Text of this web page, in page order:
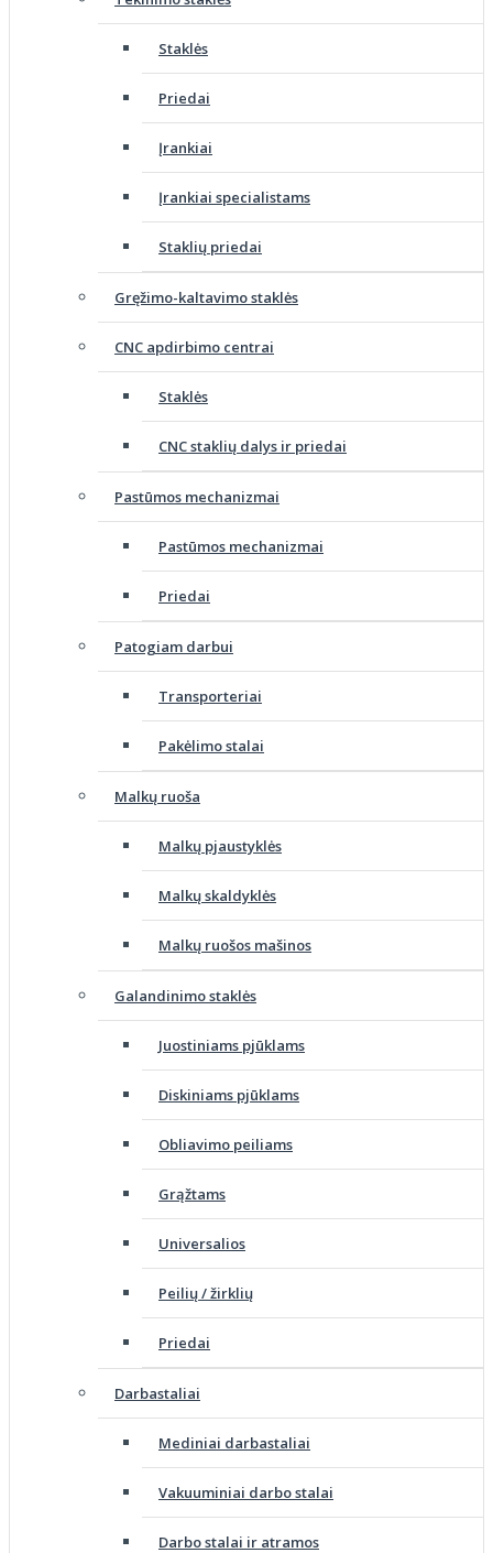
Staklės
Priedai
Įrankiai
Įrankiai specialistams
Staklių priedai
Gręžimo-kaltavimo staklės
CNC apdirbimo centrai
Staklės
CNC staklių dalys ir priedai
Pastūmos mechanizmai
Pastūmos mechanizmai
Priedai
Patogiam darbui
Transporteriai
Pakėlimo stalai
Malkų ruoša
Malkų pjaustyklės
Malkų skaldyklės
Malkų ruošos mašinos
Galandinimo staklės
Juostiniams pjūklams
Diskiniams pjūklams
Obliavimo peiliams
Grąžtams
Universalios
Peilių / žirklių
Priedai
Darbastaliai
Mediniai darbastaliai
Vakuuminiai darbo stalai
Darbo stalai ir atramos